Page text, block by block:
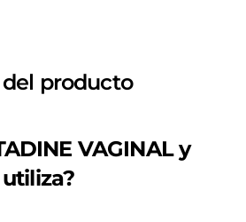
producto
VAGINAL y